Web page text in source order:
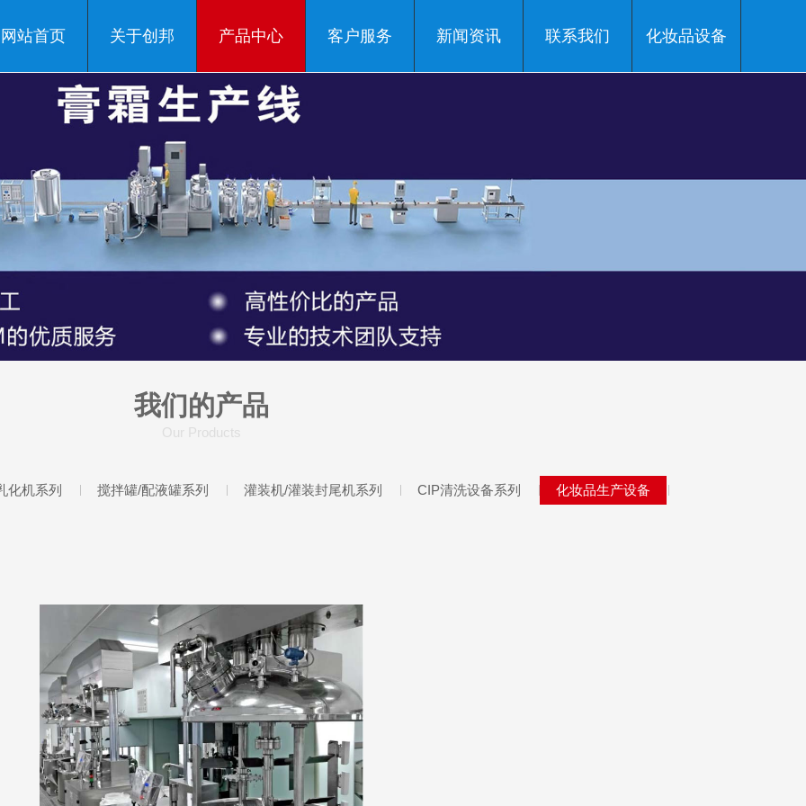
网站首页 关于创邦 产品中心 客户服务 新闻资讯 联系我们 化妆品设备
我们的产品
Our Products
化机系列 搅拌罐/配液罐系列 灌装机/灌装封尾机系列 CIP清洗设备系列 化妆品生产设备